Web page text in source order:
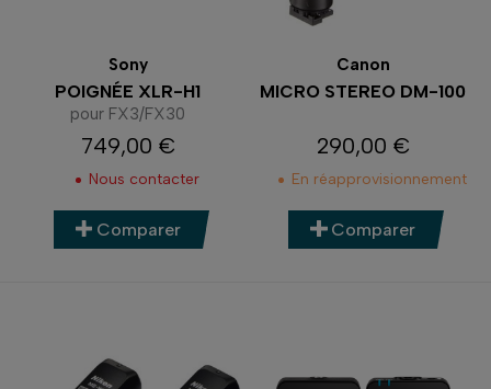
Sony
POIGNÉE XLR-H1
pour FX3/FX30
Prix
749,00 €
Nous contacter
Comparer
Canon
MICRO STEREO DM-100
Prix
290,00 €
En réapprovisionnement
Comparer